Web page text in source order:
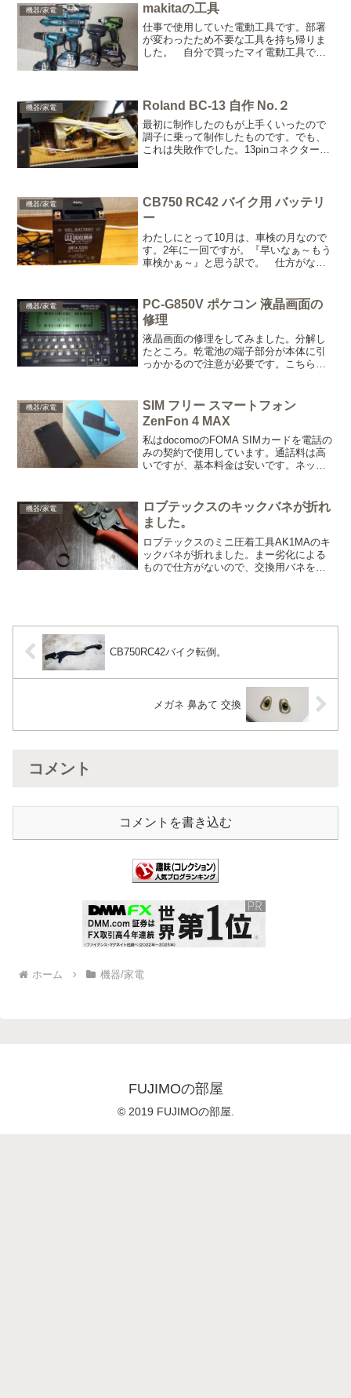
機器/家電 makitaの工具
仕事で使用していた電動工具です。部署
が変わったため不要な工具を持ち帰りま
した。 自分で買ったマイ電動工具で
いですね。注意しないと。 ...
機器/家電 Roland BC-13 自作 No.２
最初に制作したのもが上手くいったので
調子に乗って制作したものです。でも、
これは失敗作でした。13pinコネクターの
機器/家電
CB750 RC42 バイク用 バッテリ
ー
わたしにとって10月は、車検の月なので
す。2年に一回ですが。『早いなぁ～もう
車検かぁ～』と思う訳で。 仕方がない
バッテリーは、液じゃなくジェル状のも
のです。電極板の劣化...
機器/家電
PC-G850V ポケコン 液晶画面の
修理
液晶画面の修理をしてみました。分解し
たところ。乾電池の端子部分が本体に引
っかかるので注意が必要です。こちらを
ンチで挟んでゆっくり挟んでいます。ぴ
ったりカットしたつもり...
機器/家電
SIM フリー スマートフォン
ZenFon 4 MAX
私はdocomoのFOMA SIMカードを電話の
みの契約で使用しています。通話料は高
いですが、基本料金は安いです。ネット
ートフォン本体にはいれないでモバイ...
機器/家電
ロブテックスのキックバネが折れ
ました。
ロブテックスのミニ圧着工具AK1MAのキ
ックバネが折れました。まー劣化による
もので仕方がないので、交換用バネを購
CB750RC42バイク転倒。
メガネ 鼻あて 交換
コメント
コメントを書き込む
ホーム 機器/家電
FUJIMOの部屋
© 2019 FUJIMOの部屋.